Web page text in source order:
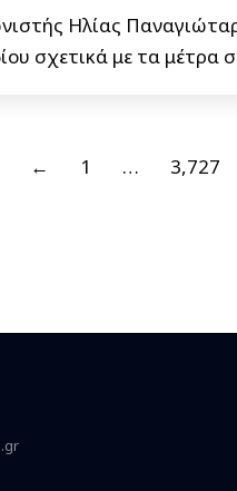
Ηλίας
σχετικά με τα μέτρα
← 1 … 3,727